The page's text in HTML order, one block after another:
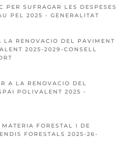
PER SUFRAGAR LES DESPESES
PEL 2025 - GENERALITAT
LA RENOVACIO DEL PAVIMENT
2025-2029-CONSELL
A LA RENOVACIO DEL
POLIVALENT 2025 -
FORESTAL I DE
FORESTALS 2025-26-